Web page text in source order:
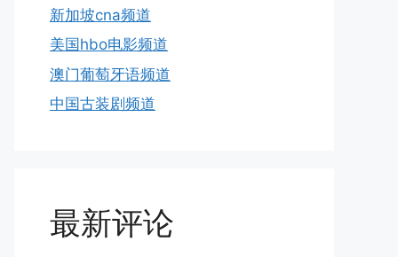
新加坡cna频道
美国hbo电影频道
澳门葡萄牙语频道
中国古装剧频道
最新评论